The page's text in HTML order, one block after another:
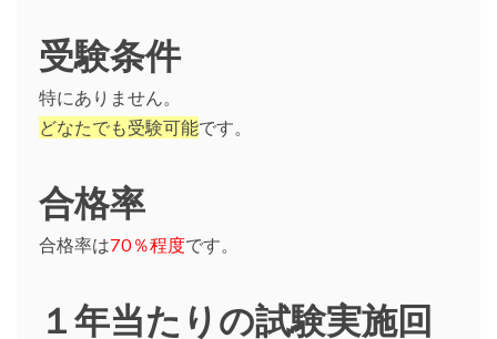
受験条件
特にありません。
どなたでも受験可能です。
合格率
合格率は70％程度です。
１年当たりの試験実施回